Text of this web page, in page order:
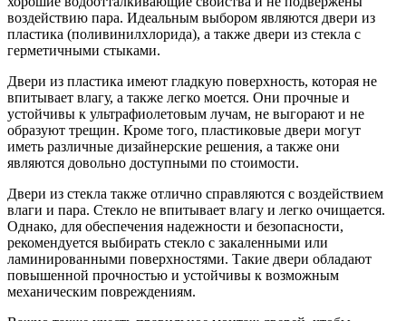
воздействию пара. Идеальным выбором являются двери из
пластика (поливинилхлорида), а также двери из стекла с
герметичными стыками.
Двери из пластика имеют гладкую поверхность, которая не
впитывает влагу, а также легко моется. Они прочные и
устойчивы к ультрафиолетовым лучам, не выгорают и не
образуют трещин. Кроме того, пластиковые двери могут
иметь различные дизайнерские решения, а также они
являются довольно доступными по стоимости.
Двери из стекла также отлично справляются с воздействием
влаги и пара. Стекло не впитывает влагу и легко очищается.
Однако, для обеспечения надежности и безопасности,
рекомендуется выбирать стекло с закаленными или
ламинированными поверхностями. Такие двери обладают
повышенной прочностью и устойчивы к возможным
механическим повреждениям.